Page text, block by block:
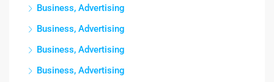
Business, Advertising
Business, Advertising
Business, Advertising
Business, Advertising